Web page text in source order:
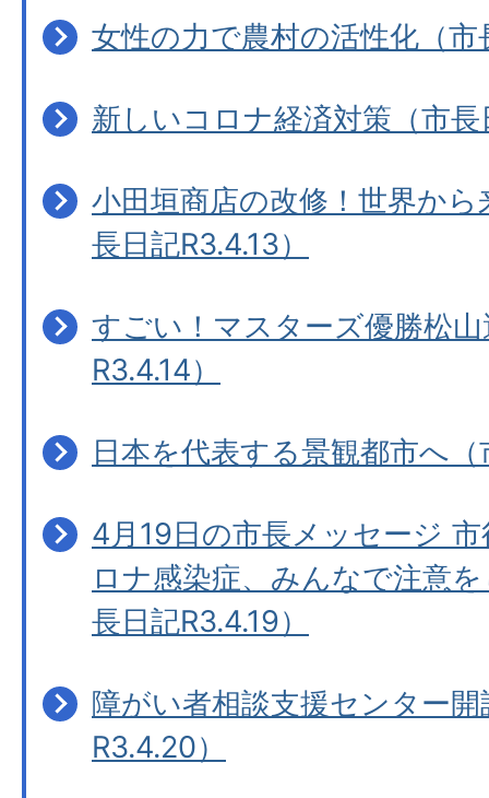
女性の力で農村の活性化（市
新しいコロナ経済対策（市長
小田垣商店の改修！世界か
長日記R3.4.13）
すごい！マスターズ優勝松
R3.4.14）
日本を代表する景観都市へ
4月19日の市長メッセージ
ロナ感染症、みんなで注意
長日記R3.4.19）
障がい者相談支援センター
R3.4.20）